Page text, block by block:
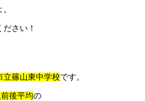
さい！
立篠山東中学校です。
後平均の